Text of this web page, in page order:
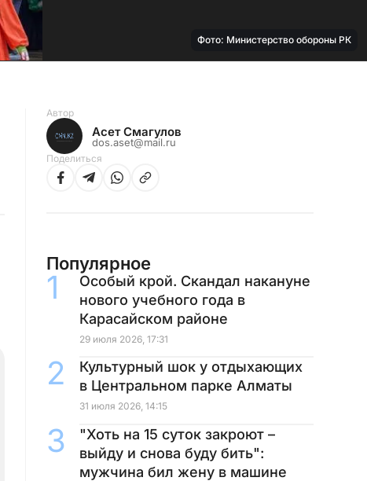
Фото: Министерство обороны РК
Автор
Асет Смагулов
dos.aset@mail.ru
Поделиться
Популярное
Особый крой. Скандал накануне
нового учебного года в
Карасайском районе
29 июля 2026, 17:31
Культурный шок у отдыхающих
в Центральном парке Алматы
31 июля 2026, 14:15
"Хоть на 15 суток закроют –
выйду и снова буду бить":
мужчина бил жену в машине